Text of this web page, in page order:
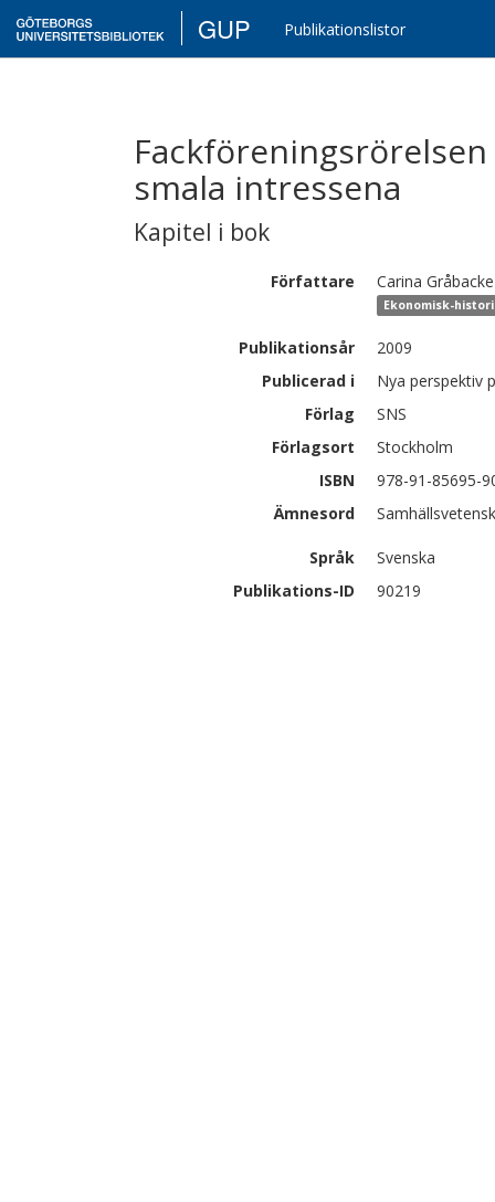
GUP Publikationslistor
smala intressena
Kapitel i bok
Författare Carina Gråbacke
Ekonomisk-
Publikationsår
2009
Publicerad i
Nya perspektiv
Förlag
SNS
Förlagsort
Stockholm
ISBN
978-91-85695-
Ämnesord
Språk
Svenska
Publikations-ID
90219